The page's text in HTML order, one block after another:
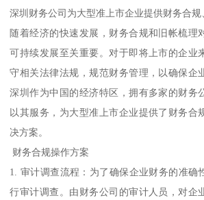
深圳财务公司为大型准上市企业提供财务合
随着经济的快速发展，财务合规和旧帐梳理
可持续发展至关重要。对于即将上市的企业
守相关法律法规，规范财务管理，以确保企
深圳作为中国的经济特区，拥有多家的财务
以其服务，为大型准上市企业提供了财务合
决方案。
财务合规操作方案
1. 审计调查流程：为了确保企业财务的准确
行审计调查。由财务公司的审计人员，对企